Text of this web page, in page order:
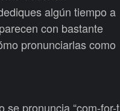
algún tiempo a
con bastante
pronunciarlas como
se pronuncia “com-for-